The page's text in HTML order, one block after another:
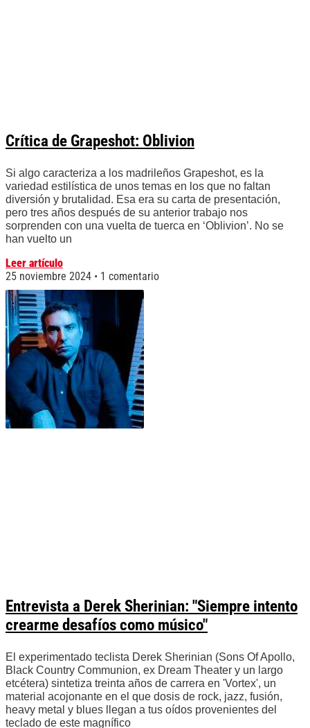
Crítica de Grapeshot: Oblivion
Si algo caracteriza a los madrileños Grapeshot, es la
variedad estilística de unos temas en los que no faltan
diversión y brutalidad. Esa era su carta de presentación,
pero tres años después de su anterior trabajo nos
sorprenden con una vuelta de tuerca en ‘Oblivion’. No se
han vuelto un
Leer artículo
25 noviembre 2024
1 comentario
Entrevista a Derek Sherinian: "Siempre intento
crearme desafíos como músico"
El experimentado teclista Derek Sherinian (Sons Of Apollo,
Black Country Communion, ex Dream Theater y un largo
etcétera) sintetiza treinta años de carrera en 'Vortex', un
material acojonante en el que dosis de rock, jazz, fusión,
heavy metal y blues llegan a tus oídos provenientes del
teclado de este magnífico